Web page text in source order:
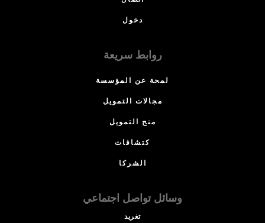
دخول
روابط سريعة
لمحة عن المؤسسة
مجالات التمويل
منح التمويل
كتشافات
الشركا
وسائل تواصل اجتماعي
تغريد